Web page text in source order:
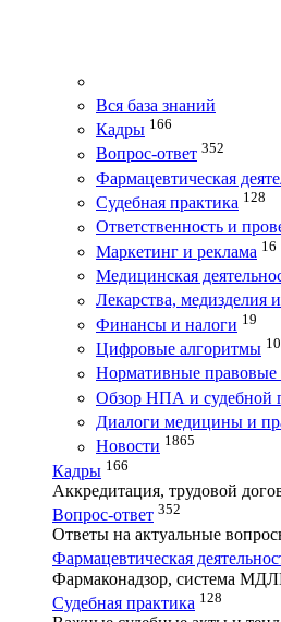
Вся база знаний
Кадры 166
Вопрос-ответ 352
Фармацевтическая
Судебная практика 128
Ответственность и
Маркетинг и реклама 16
Медицинская
Лекарства, медизделия
Финансы и налоги 19
Цифровые алгоритмы 10
Нормативные правовые
Обзор НПА и судебной
Диалоги медицины и
Новости 1865
Кадры 166
Аккредитация, трудовой
Вопрос-ответ 352
Ответы на актуальные
Фармацевтическая
Фармаконадзор, система
Судебная практика 128